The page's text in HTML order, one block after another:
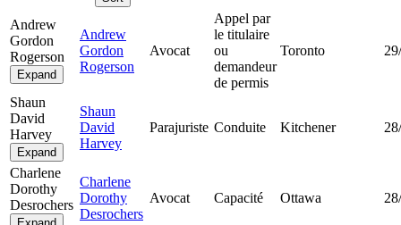
Andrew
Gordon
Rogerson
Expand
Andrew
Gordon
Rogerson
Avocat
Appel par
le titulaire
ou
demandeur
de permis
Toronto
Shaun
David
Harvey
Expand
Shaun
David
Harvey
Parajuriste Conduite Kitchener
Charlene
Dorothy
Desrochers
Charlene
Dorothy
Desrochers
Avocat Capacité Ottawa